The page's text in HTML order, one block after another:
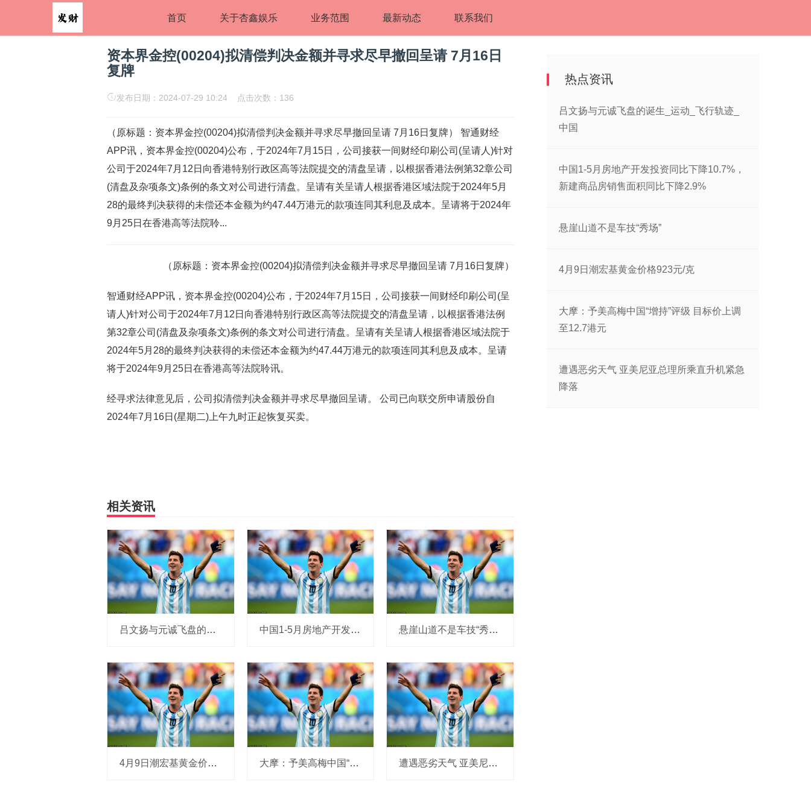
首页 关于杏鑫娱乐 业务范围 最新动态 联系我们
资本界金控(00204)拟清偿判决金额并寻求尽早撤回呈请 7月16日
复牌
发布日期：2024-07-29 10:24 点击次数：136
（原标题：资本界金控(00204)拟清偿判决金额并寻求尽早撤回呈请 7月16日复牌） 智通财经
APP讯，资本界金控(00204)公布，于2024年7月15日，公司接获一间财经印刷公司(呈请人)针对
公司于2024年7月12日向香港特别行政区高等法院提交的清盘呈请，以根据香港法例第32章公司
(清盘及杂项条文)条例的条文对公司进行清盘。呈请有关呈请人根据香港区域法院于2024年5月
28的最终判决获得的未偿还本金额为约47.44万港元的款项连同其利息及成本。呈请将于2024年
9月25日在香港高等法院聆...
（原标题：资本界金控(00204)拟清偿判决金额并寻求尽早撤回呈请 7月16日复牌）
智通财经APP讯，资本界金控(00204)公布，于2024年7月15日，公司接获一间财经印刷公司(呈
请人)针对公司于2024年7月12日向香港特别行政区高等法院提交的清盘呈请，以根据香港法例
第32章公司(清盘及杂项条文)条例的条文对公司进行清盘。呈请有关呈请人根据香港区域法院于
2024年5月28的最终判决获得的未偿还本金额为约47.44万港元的款项连同其利息及成本。呈请
将于2024年9月25日在香港高等法院聆讯。
经寻求法律意见后，公司拟清偿判决金额并寻求尽早撤回呈请。 公司已向联交所申请股份自
2024年7月16日(星期二)上午九时正起恢复买卖。
相关资讯
吕文扬与元诚飞盘的诞生_运动_飞行轨迹_中国 中国1-5月房地产开发投资同比下降10.7%，新建商品房销售面积同比下降2.9% 悬崖山道不是车技“秀场”
4月9日潮宏基黄金价格923元/克 大摩：予美高梅中国“增持”评级 目标价上调至12.7港元 遭遇恶劣天气 亚美尼亚总理所乘直升机紧急降落
热点资讯
吕文扬与元诚飞盘的诞生_运动_飞行轨迹_
中国
中国1-5月房地产开发投资同比下降10.7%，
新建商品房销售面积同比下降2.9%
悬崖山道不是车技“秀场”
4月9日潮宏基黄金价格923元/克
大摩：予美高梅中国“增持”评级 目标价上调
至12.7港元
遭遇恶劣天气 亚美尼亚总理所乘直升机紧急
降落